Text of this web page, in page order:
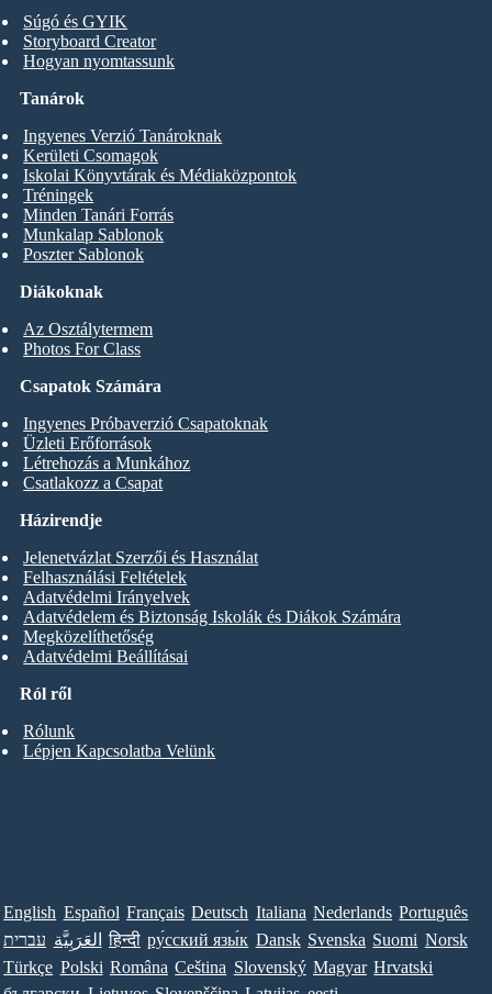
Súgó és GYIK
Storyboard Creator
Hogyan nyomtassunk
Diákoknak
Az Osztálytermem
Photos For Class
Tanárok
Ingyenes Verzió Tanároknak
Kerületi Csomagok
Iskolai Könyvtárak és Médiaközpontok
Tréningek
Minden Tanári Forrás
Munkalap Sablonok
Poszter Sablonok
Csapatok Számára
Ingyenes Próbaverzió Csapatoknak
Üzleti Erőforrások
Létrehozás a Munkához
Csatlakozz a Csapat
Ról ről
Rólunk
Lépjen Kapcsolatba Velünk
Házirendje
Jelenetvázlat Szerzői és Használat
Felhasználási Feltételek
Adatvédelmi Irányelvek
Adatvédelem és Biztonság Iskolák és Diákok Számára
Megközelíthetőség
Adatvédelmi Beállításai
English Español Français Deutsch Italiana Nederlands Português
עברית العَرَبِيَّة हिन्दी ру́сский язы́к Dansk Svenska Suomi Norsk
Türkçe Polski Româna Ceština Slovenský Magyar Hrvatski